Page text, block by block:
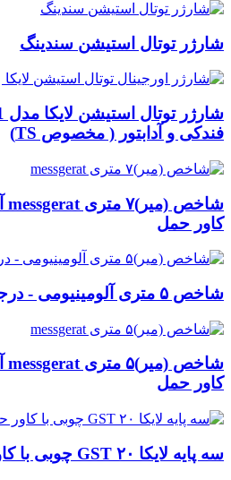
شارژر توتال استیشن سندینگ
فندکی و آدابتور ( مخصوص TS)
کاور حمل
شاخص ۵ متری آلومینیومی - درجه کیفیت A
کاور حمل
سه پایه لایکا ۲۰ GST چوبی با کاور حمل